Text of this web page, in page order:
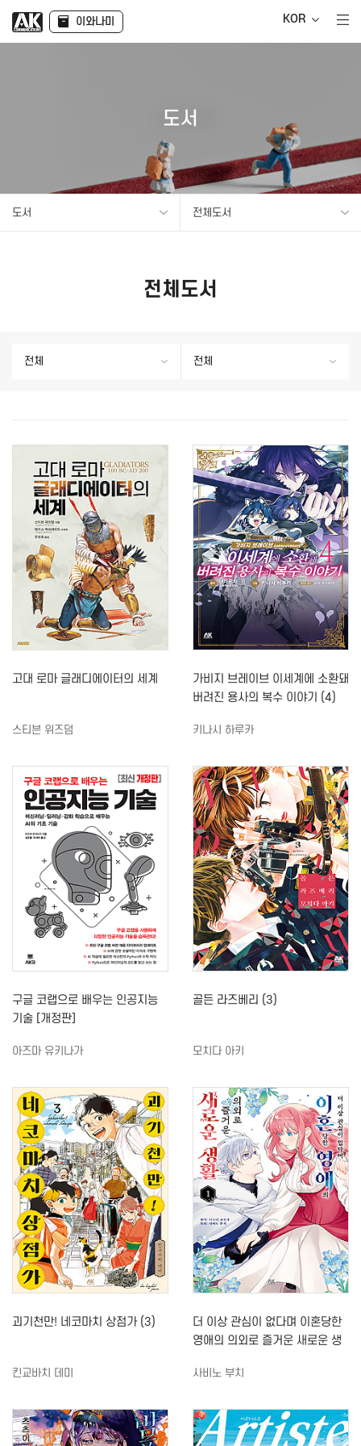
이와나미 KOR
도서
도서 전체도서
전체도서
전체 전체
고대 로마 글래디에이터의 세계
스티븐 위즈덤
가비지 브레이브 이세계에 소환돼
버려진 용사의 복수 이야기 (4)
키나시 하루카
구글 코랩으로 배우는 인공지능
기술 [개정판]
아즈마 유키나가
골든 라즈베리 (3)
모치다 아키
괴기천만! 네코마치 상점가 (3)
킨교바치 데미
더 이상 관심이 없다며 이혼당한
영애의 의외로 즐거운 새로운 생
사비노 부치